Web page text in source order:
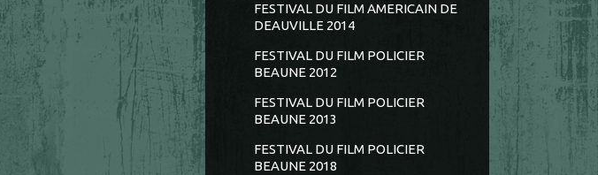
FESTIVAL DU FILM AMERICAIN DE
DEAUVILLE 2014
FESTIVAL DU FILM POLICIER
BEAUNE 2012
FESTIVAL DU FILM POLICIER
BEAUNE 2013
FESTIVAL DU FILM POLICIER
BEAUNE 2018